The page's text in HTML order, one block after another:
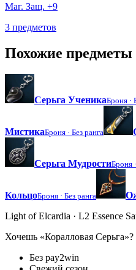
Маг. Защ. +9
3 предметов
Похожие предметы
Серьга УченикаБроня ·
МистикаБроня · Без ранга
Серьга МудростиБроня ·
КольцоБроня · Без ранга
Light of Elcardia · L2 Essence
Хочешь «Коралловая
Без pay2win